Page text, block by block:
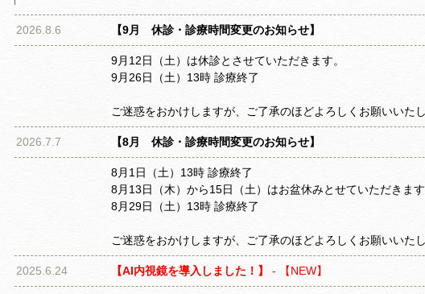
2026.8.6 【9月 休診・診療時間変更のお知らせ】
9月12日（土）は休診とさせていただきます。
9月26日（土）13時 診療終了
ご迷惑をおかけしますが、ご了承のほどよろしくお願いいたし
2026.7.7 【8月 休診・診療時間変更のお知らせ】
8月1日（土）13時 診療終了
8月13日（木）から15日（土）はお盆休みとせていただきます
8月29日（土）13時 診療終了
ご迷惑をおかけしますが、ご了承のほどよろしくお願いいたし
2025.6.24 【AI内視鏡を導入しました！】 - 【NEW】